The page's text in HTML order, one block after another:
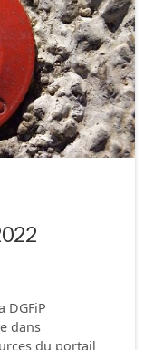
DGFiP
dans
du portail